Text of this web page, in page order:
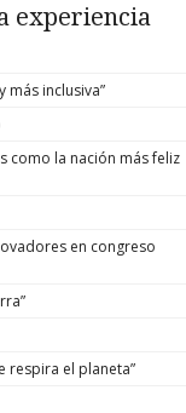
experiencia
más inclusiva”
como la nación más feliz
en congreso
respira el planeta”